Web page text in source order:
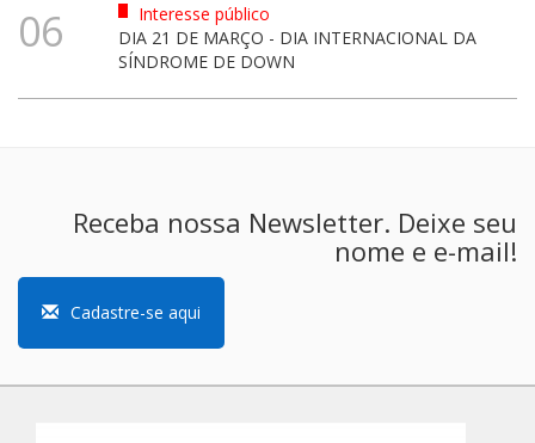
06
Interesse público
DIA 21 DE MARÇO - DIA INTERNACIONAL DA
SÍNDROME DE DOWN
Receba nossa Newsletter. Deixe seu
nome e e-mail!
Cadastre-se aqui